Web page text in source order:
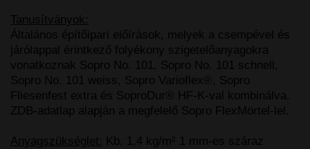
Tanusítványok:
Általános építőipari előírások, melyek a csempével és
járólappal érintkező folyékony szigetelőanyagokra
vonatkoznak Sopro No. 101, Sopro No. 101 schnell,
Sopro No. 101 weiss, Sopro Varioflex®, Sopro
Fliesenfest extra és SoproDur® HF-K-val kombinálva.
ZDB-adatlap alapján a megfelelő Sopro FlexMörtel-lel.
Anyagszükséglet: Kb. 1,4 kg/m² 1 mm-es száraz